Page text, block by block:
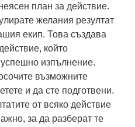
план за действие.
желания резултат
екип. Това създава
който
изпълнение.
възможните
и да сте подготвени.
от всяко действие
за да разберат те